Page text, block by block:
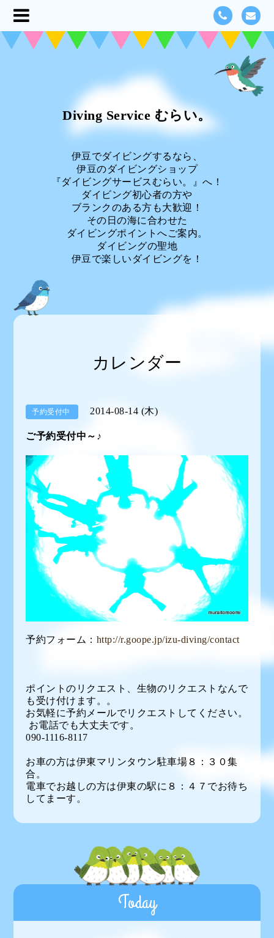
Diving Service むらい。
伊豆でダイビングするなら、
伊豆のダイビングショップ
『ダイビングサービスむらい。』へ！
ダイビング初心者の方や
ブランクのある方も大歓迎！
その日の海に合わせた
ダイビングポイントへご案内。
ダイビングの聖地
伊豆で楽しいダイビングを！
カレンダー
予約受付中 2014-08-14 (木)
ご予約受付中～♪
予約フォーム： http://r.goope.jp/izu-diving/contact
ポイントのリクエスト、生物のリクエストなんで
も受け付けます。。
お気軽に予約メールでリクエストしてください。
お電話でも大丈夫です。
090-1116-8117
お車の方は伊東マリンタウン駐車場８：３０集
合。
電車でお越しの方は伊東の駅に８：４７でお待ち
してまーす。
Today